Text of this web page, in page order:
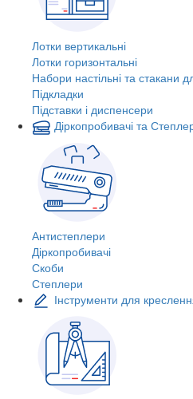
Лотки вертикальні
Лотки горизонтальні
Набори настільні та стакани
Підкладки
Підставки і диспенсери
Діркопробивачі та
Антистеплери
Діркопробивачі
Скоби
Степлери
Інструменти для